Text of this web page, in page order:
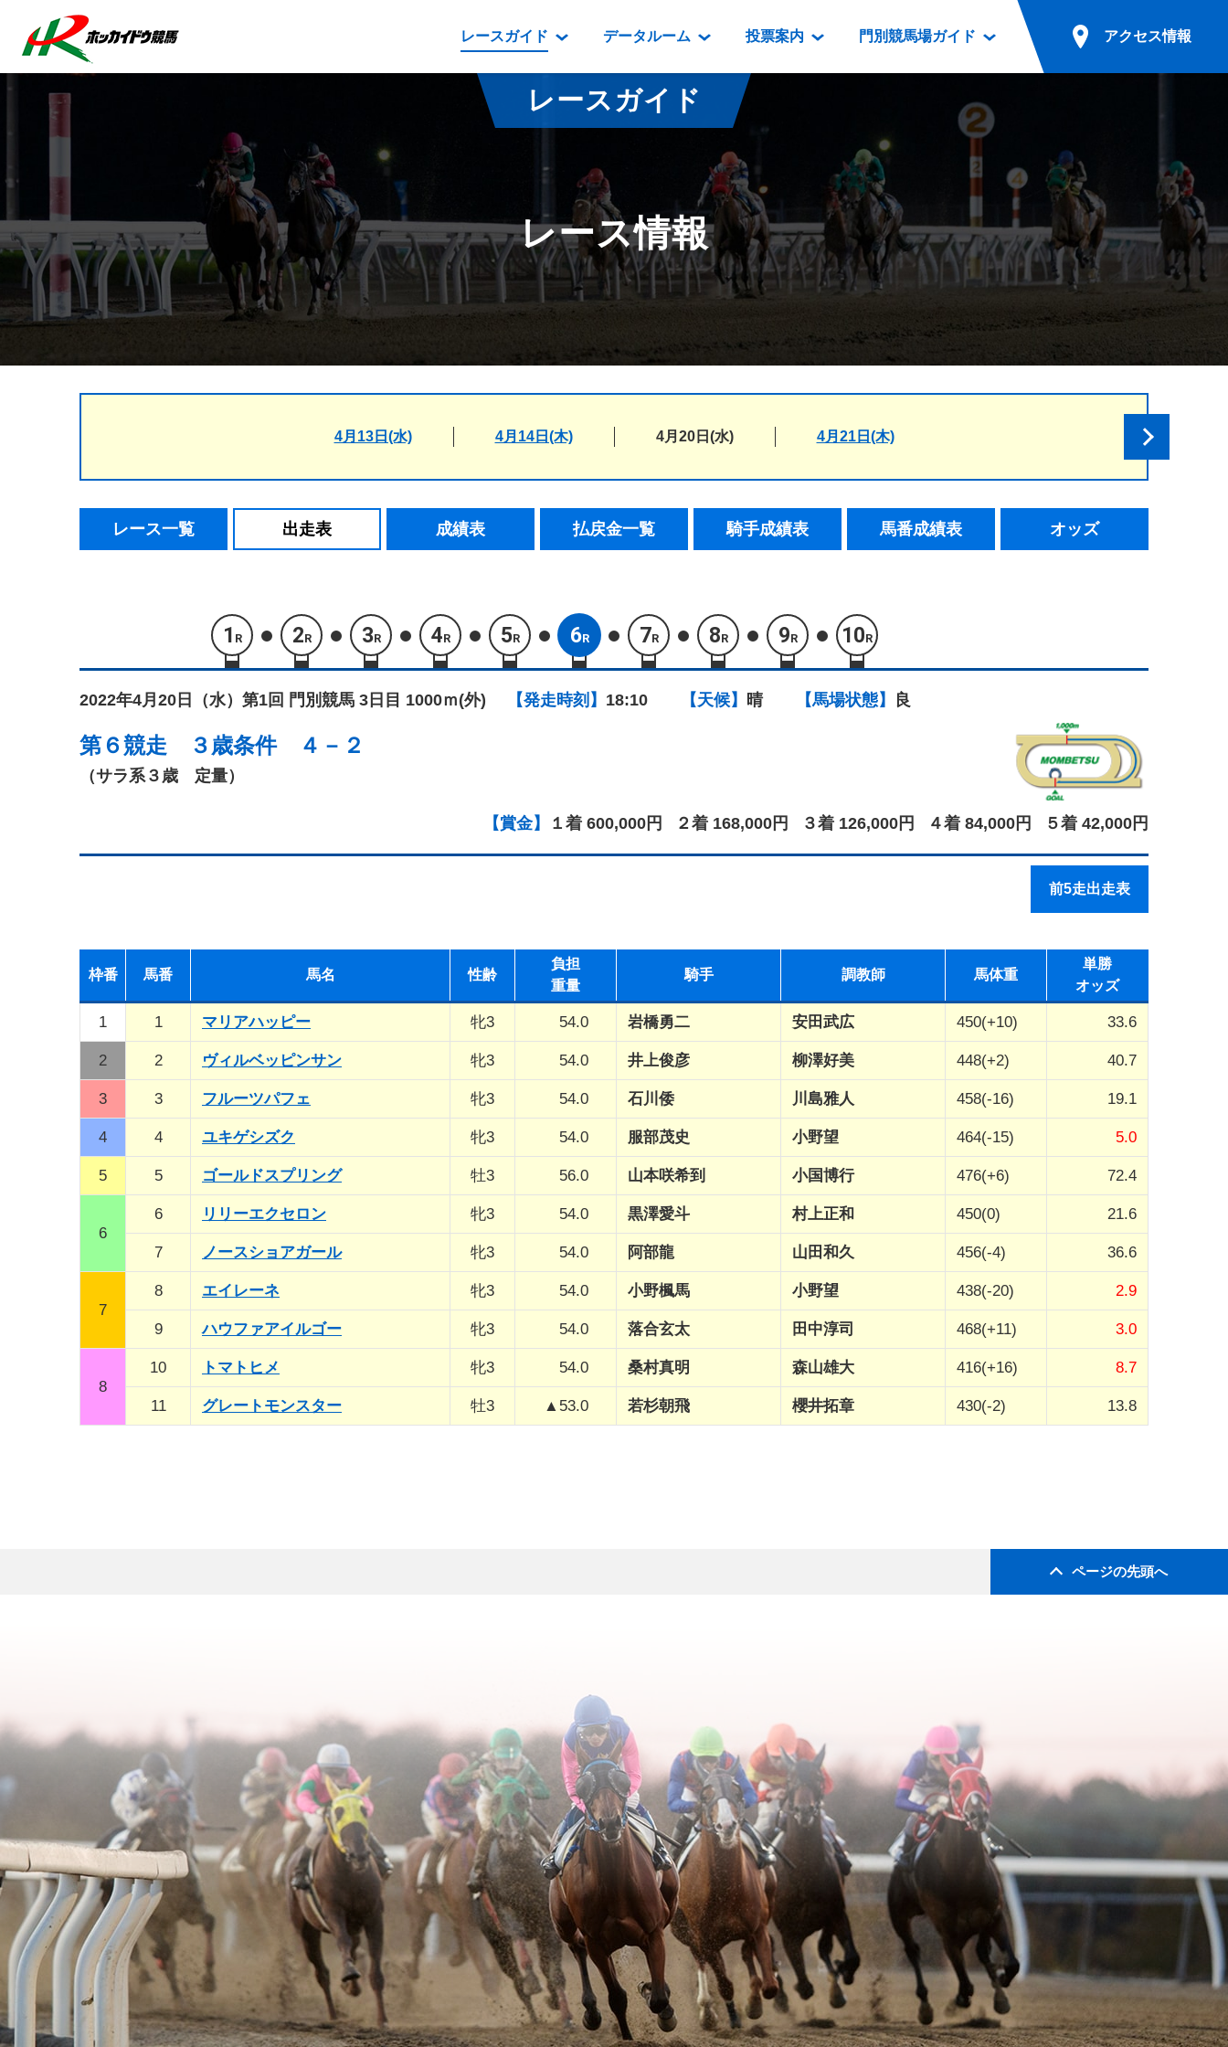
レースガイド
レース情報
払戻金一覧
騎手成績表
馬番成績表
オッズ
番組・級別表ダウンロード
開催カレンダー
重賞競走体系図
スタリオンシリーズ競走
道内の発売情報(PDF)
データルーム
データルーム
騎手・調教師紹介
坂路調教映像
遠征馬情報
番組編成要領
映像コンテンツ
重賞競走VTR
重賞競走参考VTR
レースダイジェスト
新馬ダイジェスト
投票案内
電話・インターネット投票
場外発売所
実況・テレホンサービス
発売・払戻
門別競馬場ガイド
門別競馬場情報
門別競馬場グルメ
とねっこジンギスカン
いずみ食堂
ルンビニフードカフェ
勝馬屋
アクセス情報
無料送迎バスでのご来場
公共の交通機関でのご来場
レースガイド
レース情報
4月13日(水) 4月14日(木) 4月20日(水) 4月21日(木)
レース一覧 出走表 成績表 払戻金一覧 騎手成績表 馬番成績表 オッズ
1 R 2R 3R 4R 5R 6R 7R 8R 9R 10R
2022年4月20日（水） 第1回 門別競馬 3日目 1000ｍ(外) 【発走時刻】 18:10 【天候】 晴 【馬場状態】 良
第６競走 ３歳条件 ４－２
（サラ系３歳 定量）
【賞金】 １着 600,000円 ２着 168,000円 ３着 126,000円 ４着 84,000円 ５着 42,000円
前5走出走表
枠番 馬番 馬名 性齢
負担
重量
騎手 調教師 馬体重
単勝
オッズ
1 1 マリアハッピー 牝3 54.0 岩橋勇二 安田武広 450(+10) 33.6
2 2 ヴィルベッピンサン 牝3 54.0 井上俊彦 柳澤好美 448(+2) 40.7
3 3 フルーツパフェ 牝3 54.0 石川倭 川島雅人 458(-16) 19.1
4 4 ユキゲシズク 牝3 54.0 服部茂史 小野望 464(-15) 5.0
5 5 ゴールドスプリング 牡3 56.0 山本咲希到 小国博行 476(+6) 72.4
6
6 リリーエクセロン 牝3 54.0 黒澤愛斗 村上正和 450(0) 21.6
7 ノースショアガール 牝3 54.0 阿部龍 山田和久 456(-4) 36.6
7
8 エイレーネ 牝3 54.0 小野楓馬 小野望 438(-20) 2.9
9 ハウファアイルゴー 牝3 54.0 落合玄太 田中淳司 468(+11) 3.0
8
10 トマトヒメ 牝3 54.0 桑村真明 森山雄大 416(+16) 8.7
11 グレートモンスター 牡3 ▲53.0 若杉朝飛 櫻井拓章 430(-2) 13.8
ページの先頭へ